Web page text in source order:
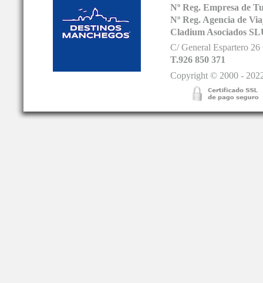
Nº Reg. Empresa de
Nº Reg. Agencia de
Cladium Asociados
C/ General Espartero
T.926 850 371
Copyright © 2000 -